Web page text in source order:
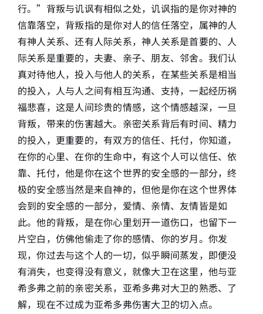
行。”背叛与讥讽有相似之处，讥讽指的是你对神的
信靠落空，背叛指的是你对人的信任落空，属神的人
有神人关系、还有人际关系，神人关系是首要的、人
际关系是重要的，夫妻、亲子、朋友、邻舍。我们认
真对待他人，投入与他人的关系，在某些关系是相当
的投入，人与人之间有相互沟通、支持，一起经历祸
福悲喜，这是人间珍贵的情感，这个情感越深，一旦
背叛，带来的伤害越大。亲密关系背后有时间、精力
的投入，更重要的，有双方的信任、托付，你知道，
在你的心里、在你的生命中，有这个人可以信任、依
靠、托付，他是你在这个世界的安全感的一部分，终
极的安全感当然是来自神的，但他是你在这个世界体
会到的安全感的一部分，爱情、亲情、友情皆是如
此。他的背叛，是在你心里划开一道伤口，也留下一
片空白，仿佛他偷走了你的感情、你的岁月。你发
现，你过去与这个人的一切，似乎瞬间蒸发，即便没
有消失，也变得没有意义，就像大卫在这里，他与亚
希多弗之前的亲密关系，亚希多弗对大卫的熟悉、了
解，现在不过成为亚希多弗伤害大卫的切入点。